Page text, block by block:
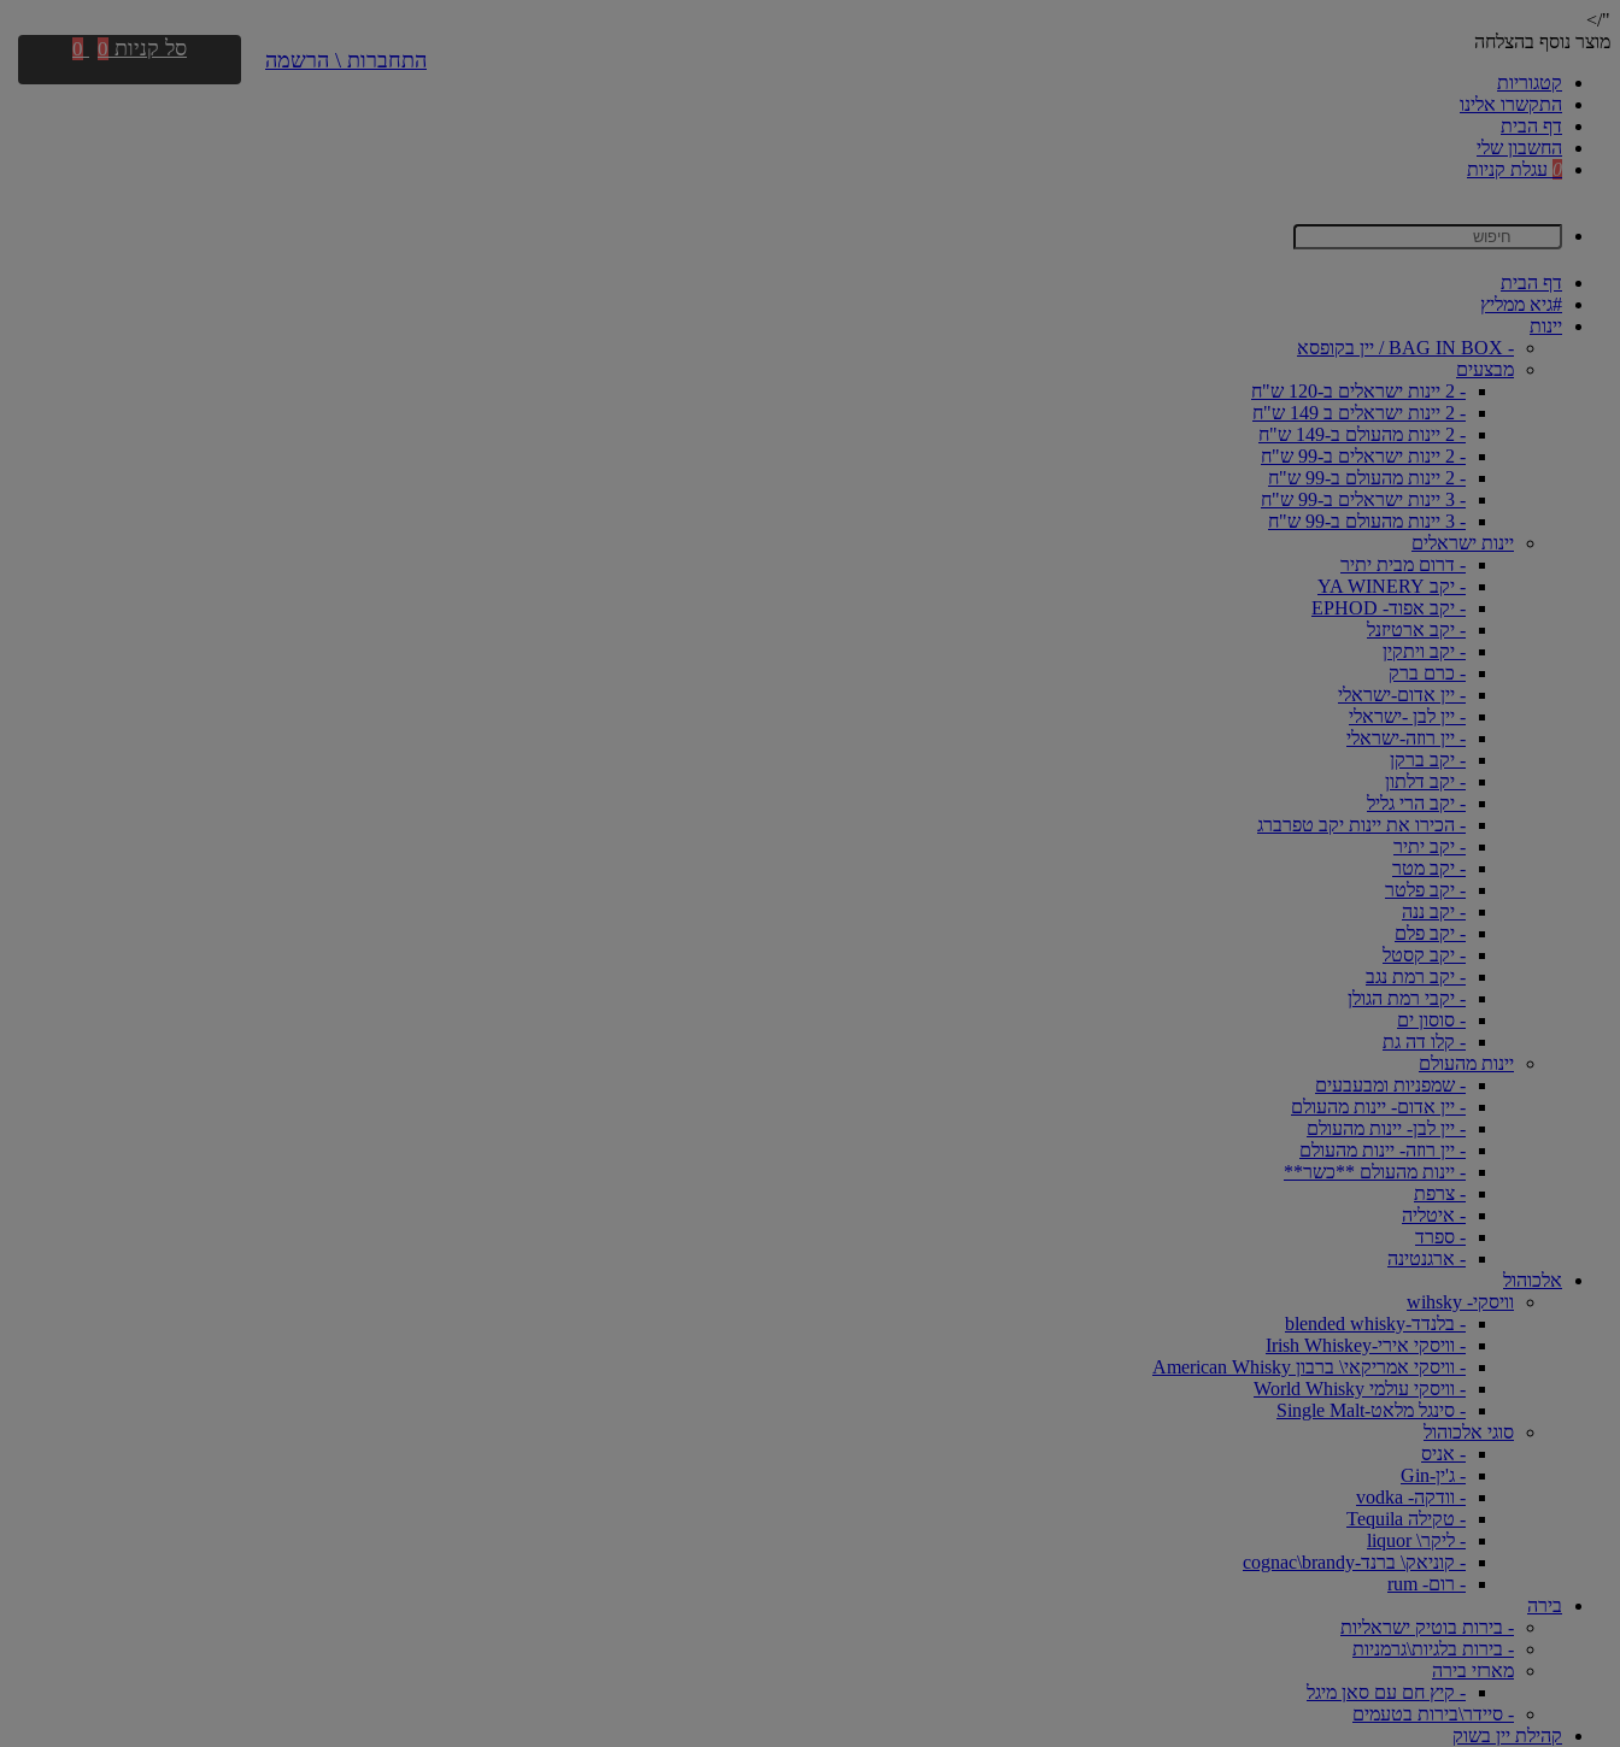
"/>
מוצר נוסף בהצלחה
קטגוריות
התקשרו אלינו
דף הבית
החשבון שלי
0 עגלת קניות
דף הבית
#גיא ממליץ
יינות
- BAG IN BOX / יין בקופסא
מבצעים
- 2 יינות ישראלים ב-120 ש"ח
- 2 יינות ישראלים ב 149 ש"ח
- 2 יינות מהעולם ב-149 ש"ח
- 2 יינות ישראלים ב-99 ש"ח
- 2 יינות מהעולם ב-99 ש"ח
- 3 יינות ישראלים ב-99 ש"ח
- 3 יינות מהעולם ב-99 ש"ח
יינות ישראלים
- דרום מבית יתיר
- יקב YA WINERY
- יקב אפוד- EPHOD
- יקב ארטיזנל
- יקב ויתקין
- כרם ברק
- יין אדום-ישראלי
- יין לבן -ישראלי
- יין רוזה-ישראלי
- יקב ברקן
- יקב דלתון
- יקב הרי גליל
- הכירו את יינות יקב טפרברג
- יקב יתיר
- יקב מטר
- יקב פלטר
- יקב ננה
- יקב פלם
- יקב קסטל
- יקב רמת נגב
- יקבי רמת הגולן
- סוסון ים
- קלו דה גת
יינות מהעולם
- שמפניות ומבעבעים
- יין אדום- יינות מהעולם
- יין לבן- יינות מהעולם
- יין רוזה- יינות מהעולם
- יינות מהעולם **כשר**
- צרפת
- איטליה
- ספרד
- ארגנטינה
אלכוהול
וויסקי- wihsky
- בלנדד-blended whisky
- וויסקי אירי-Irish Whiskey
- וויסקי אמריקאי\ ברבון American Whisky
- וויסקי עולמי World Whisky
- סינגל מלאט-Single Malt
סוגי אלכוהול
- אניס
- ג'ין-Gin
- וודקה- vodka
- טקילה Tequila
- ליקר\ liquor
- קוניאק\ ברנד-cognac\brandy
- רום- rum
בירה
- בירות בוטיק ישראליות
- בירות בלגיות\גרמניות
מארזי בירה
- קיץ חם עם סאן מיגל
- סיידר\בירות בטעמים
קהילת יין בשוק
התחברות \ הרשמה סל קניות 0
0